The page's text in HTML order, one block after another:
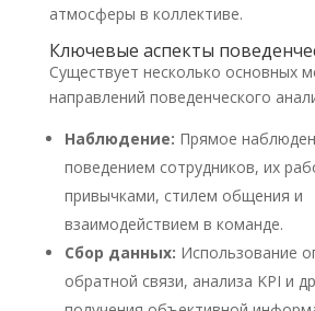
атмосферы в коллективе.
Ключевые аспекты
Существует несколько основных
направлений поведенческого
Наблюдение: Прямое
поведением сотрудников, их
привычками, стилем общения и
взаимодействием в команде.
Сбор данных: Использование
обратной связи, анализа KPI и